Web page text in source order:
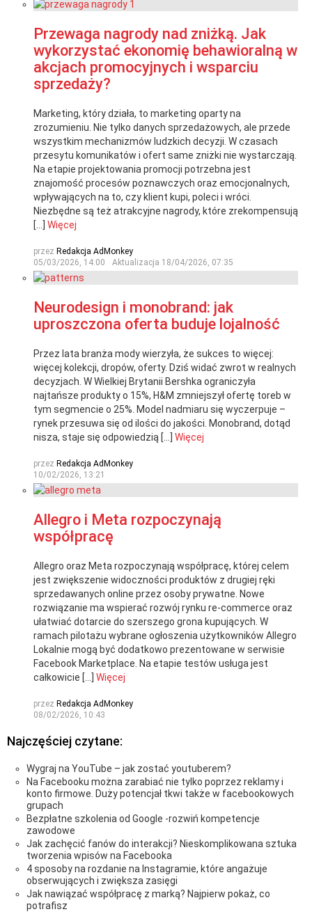
Przewaga nagrody nad zniżką. Jak
wykorzystać ekonomię behawioralną w
akcjach promocyjnych i wsparciu
sprzedaży?
Marketing, który działa, to marketing oparty na
zrozumieniu. Nie tylko danych sprzedażowych, ale przede
wszystkim mechanizmów ludzkich decyzji. W czasach
przesytu komunikatów i ofert same zniżki nie wystarczają.
Na etapie projektowania promocji potrzebna jest
znajomość procesów poznawczych oraz emocjonalnych,
wpływających na to, czy klient kupi, poleci i wróci.
Niezbędne są też atrakcyjne nagrody, które zrekompensują
[…] Więcej
przez Redakcja AdMonkey
05/03/2026, 14:00
Aktualizacja 18/04/2026, 07:35
Neurodesign i monobrand: jak
uproszczona oferta buduje lojalność
Przez lata branża mody wierzyła, że sukces to więcej:
więcej kolekcji, dropów, oferty. Dziś widać zwrot w realnych
decyzjach. W Wielkiej Brytanii Bershka ograniczyła
najtańsze produkty o 15%, H&M zmniejszył ofertę toreb w
tym segmencie o 25%. Model nadmiaru się wyczerpuje –
rynek przesuwa się od ilości do jakości. Monobrand, dotąd
nisza, staje się odpowiedzią […] Więcej
przez Redakcja AdMonkey
10/02/2026, 13:21
Allegro i Meta rozpoczynają
współpracę
Allegro oraz Meta rozpoczynają współpracę, której celem
jest zwiększenie widoczności produktów z drugiej ręki
sprzedawanych online przez osoby prywatne. Nowe
rozwiązanie ma wspierać rozwój rynku re-commerce oraz
ułatwiać dotarcie do szerszego grona kupujących. W
ramach pilotażu wybrane ogłoszenia użytkowników Allegro
Lokalnie mogą być dodatkowo prezentowane w serwisie
Facebook Marketplace. Na etapie testów usługa jest
całkowicie […] Więcej
przez Redakcja AdMonkey
08/02/2026, 10:43
Najczęściej czytane:
Wygraj na YouTube – jak zostać youtuberem?
Na Facebooku można zarabiać nie tylko poprzez reklamy i
konto firmowe. Duży potencjał tkwi także w facebookowych
grupach
Bezpłatne szkolenia od Google -rozwiń kompetencje
zawodowe
Jak zachęcić fanów do interakcji? Nieskomplikowana sztuka
tworzenia wpisów na Facebooka
4 sposoby na rozdanie na Instagramie, które angażuje
obserwujących i zwiększa zasięgi
Jak nawiązać współpracę z marką? Najpierw pokaż, co
potrafisz